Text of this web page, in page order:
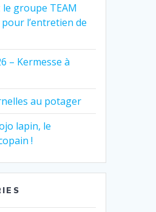
le groupe TEAM
pour l’entretien de
– Kermesse à
au potager
lapin, le
!